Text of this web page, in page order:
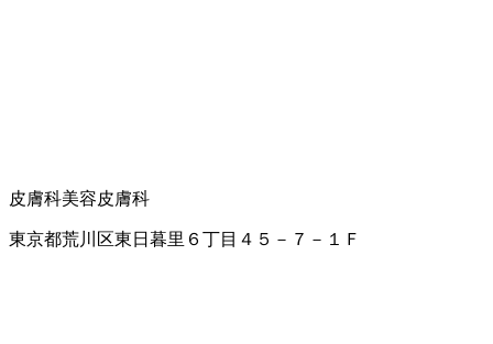
皮膚科美容皮膚科
東京都荒川区東日暮里６丁目４５－７－１Ｆ